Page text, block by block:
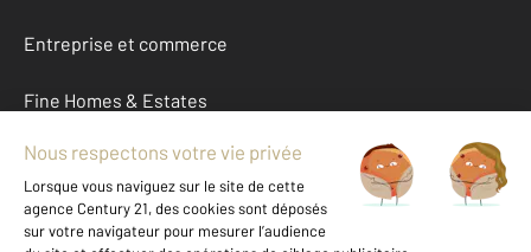
Entreprise et commerce
Fine Homes & Estates
À propos
International